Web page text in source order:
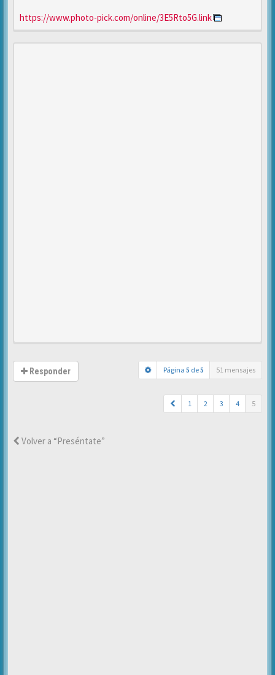
https://www.photo-pick.com/online/3E5Rto5G.link
Responder Página 5 de5 51 mensajes
1 2 3 4 5
Volver a “Preséntate”